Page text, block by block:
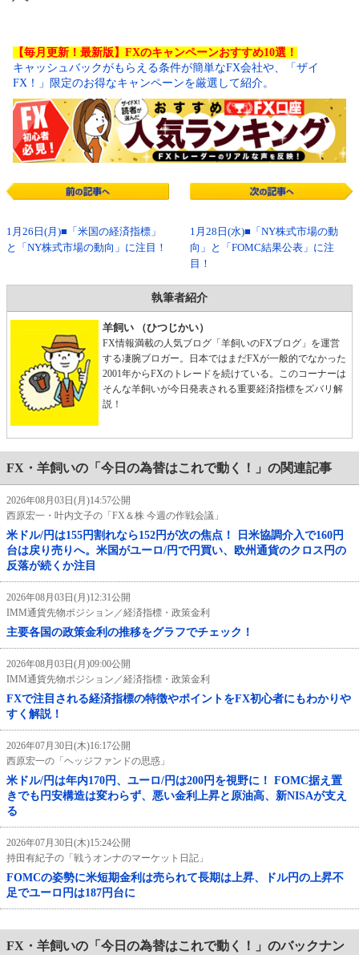
【毎月更新！最新版】FXのキャンペーンおすすめ10選！
キャッシュバックがもらえる条件が簡単なFX会社や、「ザイ
FX！」限定のお得なキャンペーンを厳選して紹介。
1月26日(月)■「米国の経済指標」
と「NY株式市場の動向」に注目！
1月28日(水)■「NY株式市場の動
向」と「FOMC結果公表」に注
目！
執筆者紹介
羊飼い （ひつじかい）
FX情報満載の人気ブログ「羊飼いのFXブログ」を運営
する凄腕ブロガー。日本ではまだFXが一般的でなかった
2001年からFXのトレードを続けている。このコーナーは
そんな羊飼いが今日発表される重要経済指標をズバリ解
説！
FX・羊飼いの「今日の為替はこれで動く！」の関連記事
2026年08月03日(月)14:57公開
西原宏一・叶内文子の「FX＆株 今週の作戦会議」
米ドル/円は155円割れなら152円が次の焦点！ 日米協調介入で160円
台は戻り売りへ。米国がユーロ/円で円買い、欧州通貨のクロス円の
反落が続くか注目
2026年08月03日(月)12:31公開
IMM通貨先物ポジション／経済指標・政策金利
主要各国の政策金利の推移をグラフでチェック！
2026年08月03日(月)09:00公開
IMM通貨先物ポジション／経済指標・政策金利
FXで注目される経済指標の特徴やポイントをFX初心者にもわかりや
すく解説！
2026年07月30日(木)16:17公開
西原宏一の「ヘッジファンドの思惑」
米ドル/円は年内170円、ユーロ/円は200円を視野に！ FOMC据え置
きでも円安構造は変わらず、悪い金利上昇と原油高、新NISAが支え
る
2026年07月30日(木)15:24公開
持田有紀子の「戦うオンナのマーケット日記」
FOMCの姿勢に米短期金利は売られて長期は上昇、ドル円の上昇不
足でユーロ円は187円台に
FX・羊飼いの「今日の為替はこれで動く！」のバックナン